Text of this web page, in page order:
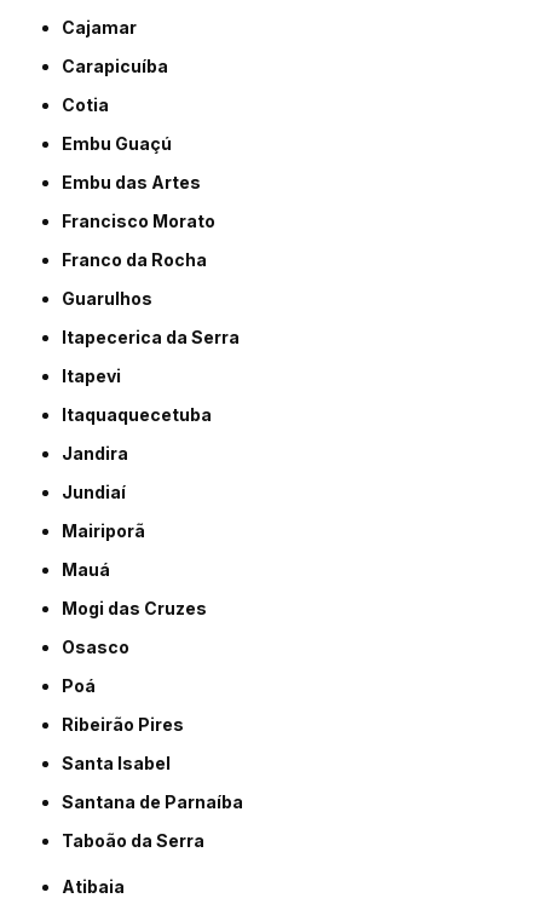
Cajamar
Carapicuíba
Cotia
Embu Guaçú
Embu das Artes
Francisco Morato
Franco da Rocha
Guarulhos
Itapecerica da Serra
Itapevi
Itaquaquecetuba
Jandira
Jundiaí
Mairiporã
Mauá
Mogi das Cruzes
Osasco
Poá
Ribeirão Pires
Santa Isabel
Santana de Parnaíba
Taboão da Serra
Atibaia